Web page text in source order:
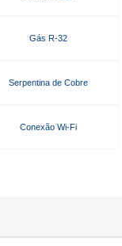
Gás R-32
Serpentina de Cobre
Conexão Wi-Fi